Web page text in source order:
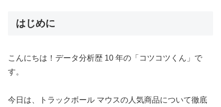
はじめに
こんにちは！データ分析歴 10 年の「コツコツくん」で
す。
今日は、トラックボール マウスの人気商品について徹底